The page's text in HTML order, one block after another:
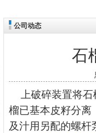
公司动态
石
上破碎装置将石
榴已基本皮籽分离
及汁用另配的螺杆